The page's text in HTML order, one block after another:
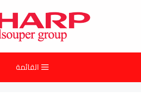
القائمة